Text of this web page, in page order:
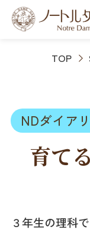
TOP
NDダイア
育て
３年生の理科